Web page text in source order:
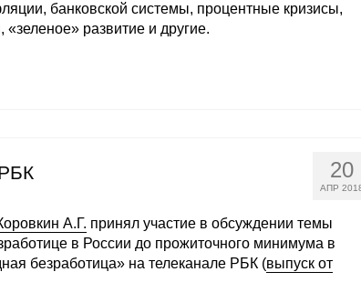
банковской системы, процентные кризисы,
развитие и другие.
20
АПР
А.Г. принял участие в обсуждении темы
в России до прожиточного минимума в
безработица» на телеканале РБК (выпуск от